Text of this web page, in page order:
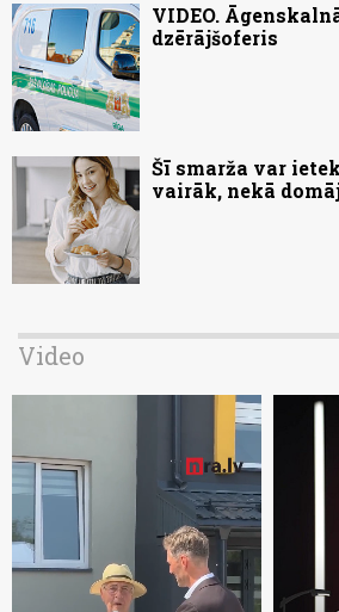
VIDEO.
dzērājšoferis
Šī smarža var
vairāk, nekā
Video